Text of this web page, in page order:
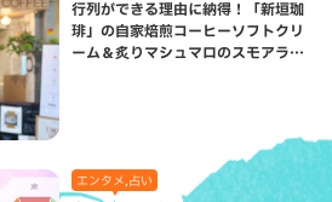
行列ができる理由に納得！「新垣珈
琲」の自家焙煎コーヒーソフトクリ
ーム＆炙りマシュマロのスモアラテ
エンタメ,占い